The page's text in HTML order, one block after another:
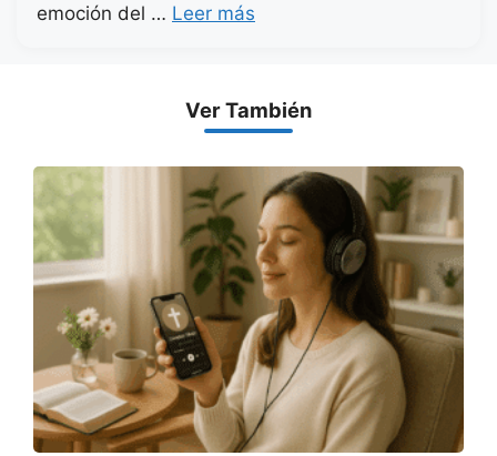
emoción del … Leer más
Ver También